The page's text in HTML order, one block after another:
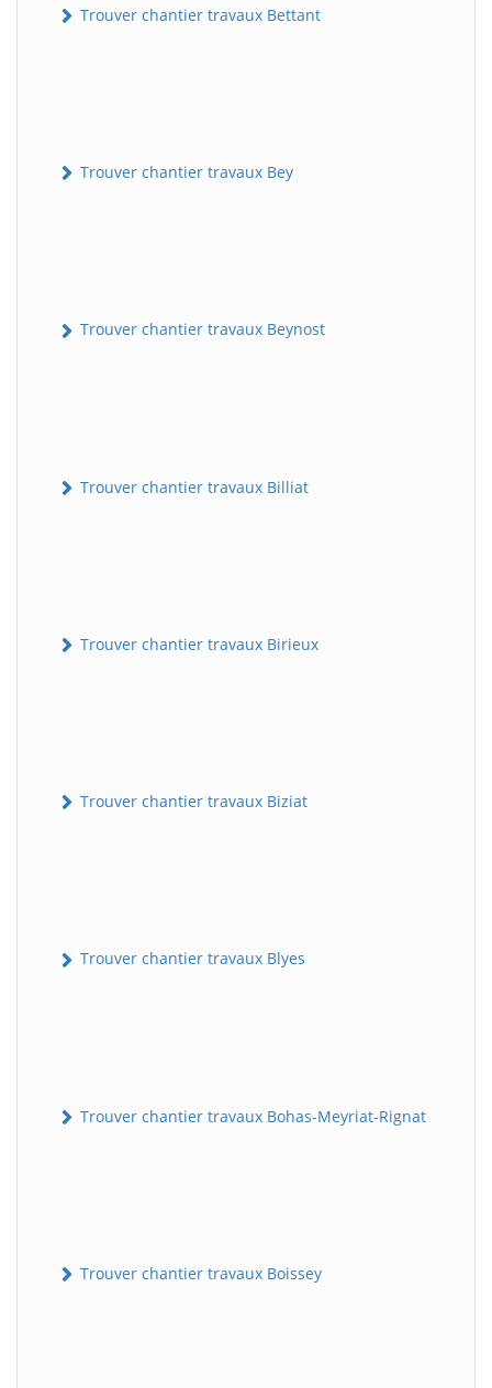
Trouver chantier travaux Bettant
Trouver chantier travaux Bey
Trouver chantier travaux Beynost
Trouver chantier travaux Billiat
Trouver chantier travaux Birieux
Trouver chantier travaux Biziat
Trouver chantier travaux Blyes
Trouver chantier travaux Bohas-Meyriat-Rignat
Trouver chantier travaux Boissey